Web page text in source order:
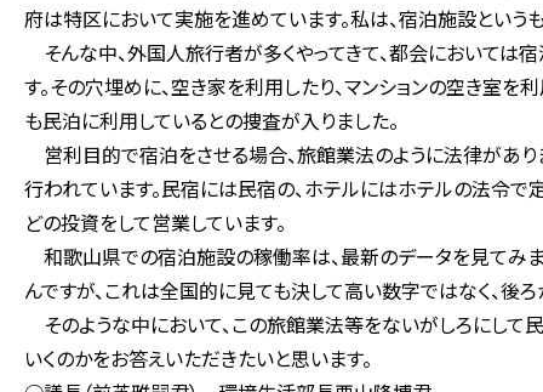
府は特区において実施を進めています。私は、宿泊施設という
そんな中、外国人旅行者が多くやってきて、都会においては
す。その穴埋めに、空き家を利用したり、マンションの空き室を
も民泊に利用しているとの捜査が入りました。
営利目的で宿泊をさせる場合、旅館業法のように法律があ
行われています。民宿には民宿の、ホテルにはホテルの法令
どの投資をして営業しています。
和歌山県での宿泊施設の稼働率は、最新のデータを見てみま
んですが、これは全国的に見ても決して高い数字ではなく、後
そのような中において、この旅館業法等をないがしろにして
いくのかをお答えいただきたいと思います。